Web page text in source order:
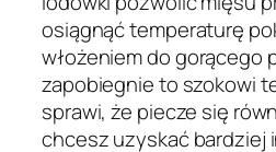
osiągnąć temperaturę
włożeniem do gorącego
zapobiegnie to szokowi
sprawi, że piecze się
chcesz uzyskać bardziej